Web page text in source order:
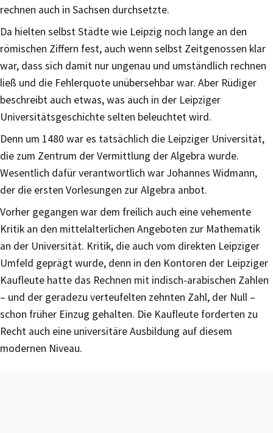
rechnen auch in Sachsen durchsetzte.
Da hielten selbst Städte wie Leipzig noch lange an den
römischen Ziffern fest, auch wenn selbst Zeitgenossen klar
war, dass sich damit nur ungenau und umständlich rechnen
ließ und die Fehlerquote unübersehbar war. Aber Rüdiger
beschreibt auch etwas, was auch in der Leipziger
Universitätsgeschichte selten beleuchtet wird.
Denn um 1480 war es tatsächlich die Leipziger Universität,
die zum Zentrum der Vermittlung der Algebra wurde.
Wesentlich dafür verantwortlich war Johannes Widmann,
der die ersten Vorlesungen zur Algebra anbot.
Vorher gegangen war dem freilich auch eine vehemente
Kritik an den mittelalterlichen Angeboten zur Mathematik
an der Universität. Kritik, die auch vom direkten Leipziger
Umfeld geprägt wurde, denn in den Kontoren der Leipziger
Kaufleute hatte das Rechnen mit indisch-arabischen Zahlen
– und der geradezu verteufelten zehnten Zahl, der Null –
schon früher Einzug gehalten. Die Kaufleute forderten zu
Recht auch eine universitäre Ausbildung auf diesem
modernen Niveau.